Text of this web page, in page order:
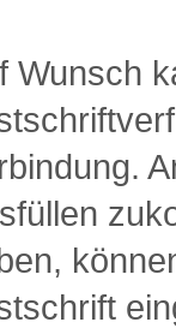
Wunsch